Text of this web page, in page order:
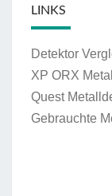
LINKS
Detektor
XP ORX
Quest
Gebrauchte